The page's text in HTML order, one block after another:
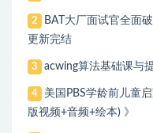
2
BAT大厂面试官全面
更新完结
3 acwing算法基础课与
4
美国PBS学龄前儿童
版视频+音频+绘本) 》